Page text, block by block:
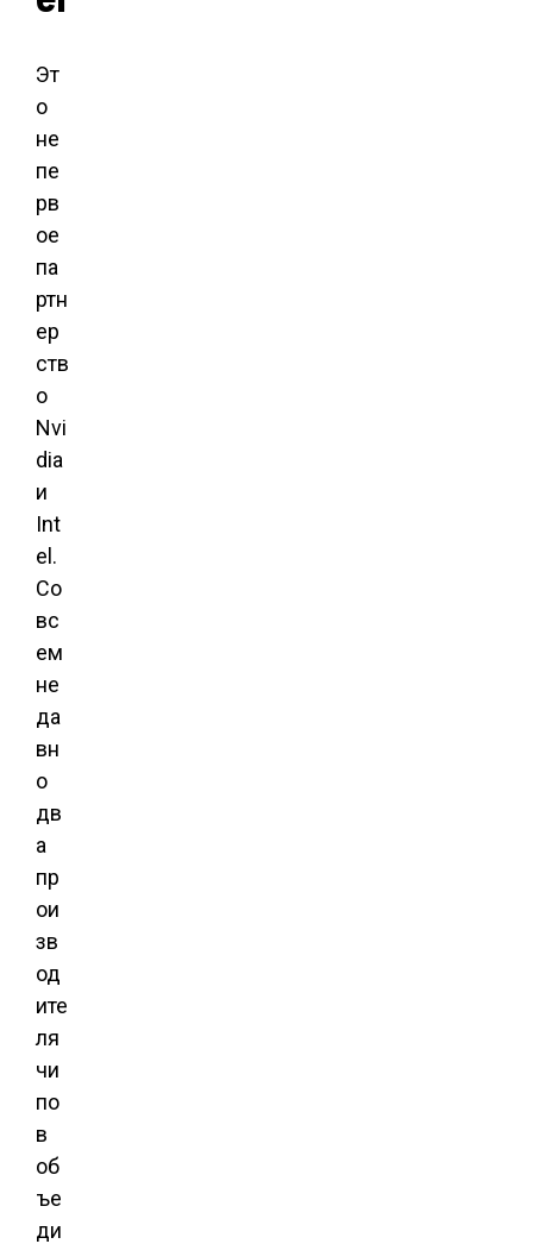
Эт
о
не
пе
рв
ое
па
ртн
ер
ств
о
Nvi
dia
и
Int
el.
Со
вс
ем
не
да
вн
о
дв
а
пр
ои
зв
од
ите
ля
чи
по
в
об
ъе
ди